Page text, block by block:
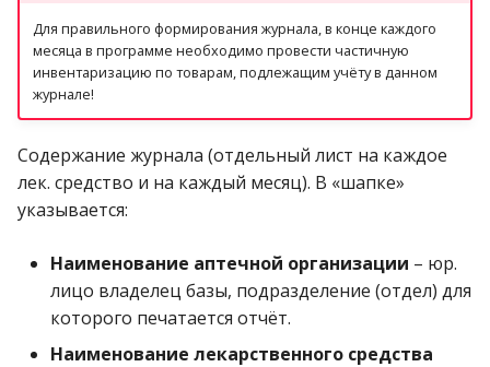
Для правильного формирования журнала, в конце каждого
месяца в программе необходимо провести частичную
инвентаризацию по товарам, подлежащим учёту в данном
журнале!
Содержание журнала (отдельный лист на каждое
лек. средство и на каждый месяц). В «шапке»
указывается:
Наименование аптечной организации – юр.
лицо владелец базы, подразделение (отдел) для
которого печатается отчёт.
Наименование лекарственного средства